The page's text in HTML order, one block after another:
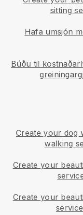
sitting
Hafa umsjón
Búðu til
Create your dog
walking
Create your
Create your